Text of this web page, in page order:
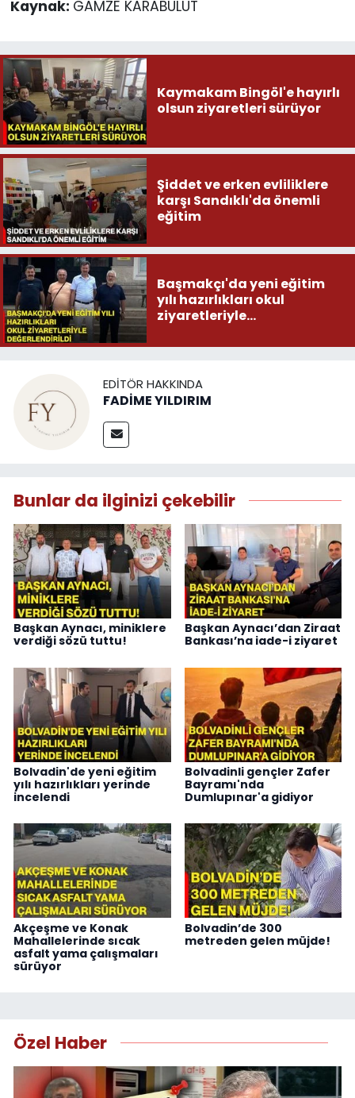
Kaynak: GAMZE KARABULUT
Kaymakam Bingöl'e hayırlı
olsun ziyaretleri sürüyor
Şiddet ve erken evliliklere
karşı Sandıklı'da önemli
eğitim
Başmakçı'da yeni eğitim
yılı hazırlıkları okul
ziyaretleriyle
EDITÖR HAKKINDA
FADİME YILDIRIM
Bunlar da ilginizi çekebilir
Başkan Aynacı, miniklere
verdiği sözü tuttu!
Başkan Aynacı’dan Ziraat
Bankası’na iade-i ziyaret
Bolvadin'de yeni eğitim
yılı hazırlıkları yerinde
incelendi
Bolvadinli gençler Zafer
Bayramı'nda
Dumlupınar'a gidiyor
Akçeşme ve Konak
Mahallelerinde sıcak
asfalt yama çalışmaları
sürüyor
Bolvadin’de 300
metreden gelen müjde!
Özel Haber